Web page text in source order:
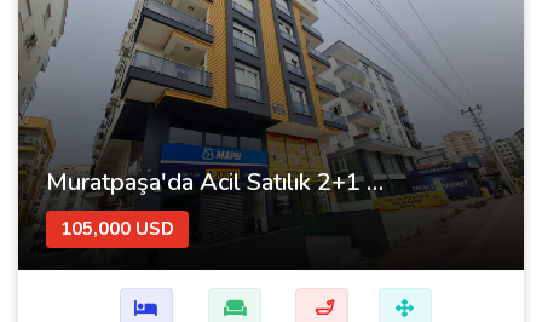
Muratpaşa'da Acil Satılık 2+1 Daire – Harika Fiyat!
105,000 USD
🛁